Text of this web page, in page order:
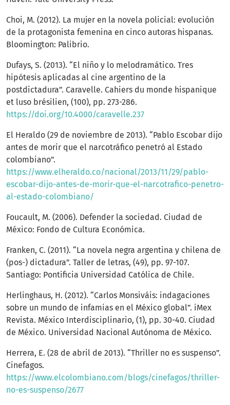
Choi, M. (2012). La mujer en la novela policial: evolución
de la protagonista femenina en cinco autoras hispanas.
Bloomington: Palibrio.
Dufays, S. (2013). “El niño y lo melodramático. Tres
hipótesis aplicadas al cine argentino de la
postdictadura”. Caravelle. Cahiers du monde hispanique
et luso brésilien, (100), pp. 273-286.
https://doi.org/10.4000/caravelle.237
El Heraldo (29 de noviembre de 2013). “Pablo Escobar dijo
antes de morir que el narcotráfico penetró al Estado
colombiano”.
https://www.elheraldo.co/nacional/2013/11/29/pablo-
escobar-dijo-antes-de-morir-que-el-narcotrafico-penetro-
al-estado-colombiano/
Foucault, M. (2006). Defender la sociedad. Ciudad de
México: Fondo de Cultura Económica.
Franken, C. (2011). “La novela negra argentina y chilena de
(pos-) dictadura”. Taller de letras, (49), pp. 97-107.
Santiago: Pontificia Universidad Católica de Chile.
Herlinghaus, H. (2012). “Carlos Monsiváis: indagaciones
sobre un mundo de infamias en el México global”. iMex
Revista. México Interdisciplinario, (1), pp. 30-40. Ciudad
de México. Universidad Nacional Autónoma de México.
Herrera, E. (28 de abril de 2013). “Thriller no es suspenso”.
Cinefagos.
https://www.elcolombiano.com/blogs/cinefagos/thriller-
no-es-suspenso/2677